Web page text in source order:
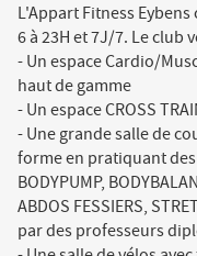
L'Appart Fitness Eybens
6 à 23H et 7J/7. Le club
- Un espace Cardio/
haut de gamme
- Un espace CROSS
- Une grande salle de
forme en pratiquant des
BODYPUMP,
ABDOS FESSIERS,
par des professeurs